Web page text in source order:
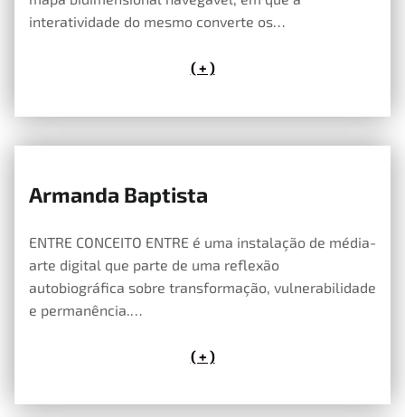
interatividade do mesmo converte os…
( + )
Armanda Baptista
ENTRE CONCEITO ENTRE é uma instalação de média-
arte digital que parte de uma reflexão
autobiográfica sobre transformação, vulnerabilidade
e permanência.…
( + )